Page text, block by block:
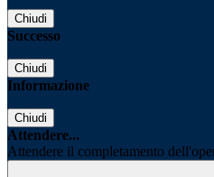
Chiudi
Successo
Chiudi
Informazione
Chiudi
Attendere...
Attendere il completamento